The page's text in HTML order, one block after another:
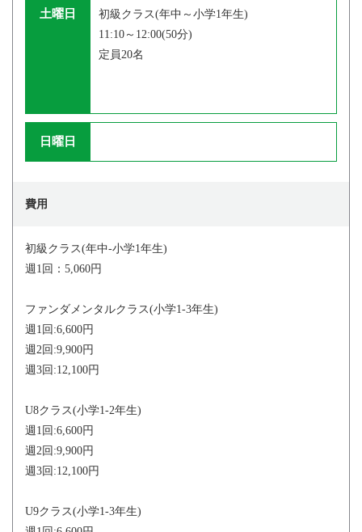
土曜日
初級クラス(年中～小学1年生)
11:10～12:00(50分)
定員20名
日曜日
費用
初級クラス(年中-小学1年生)
週1回：5,060円
ファンダメンタルクラス(小学1-3年生)
週1回:6,600円
週2回:9,900円
週3回:12,100円
U8クラス(小学1-2年生)
週1回:6,600円
週2回:9,900円
週3回:12,100円
U9クラス(小学1-3年生)